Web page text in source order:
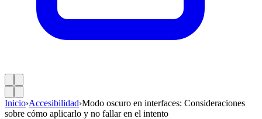
Inicio›Accesibilidad›Modo oscuro en interfaces: Consideraciones
sobre cómo aplicarlo y no fallar en el intento